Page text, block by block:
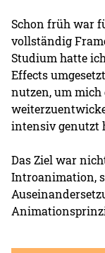
Schon früh war
vollständig
Studium hatte
Effects
nutzen, um
intensiv genutzt
Das Ziel war
Introanimation,